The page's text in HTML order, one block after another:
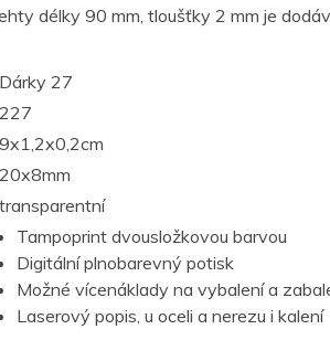
délky 90 mm, tloušťky 2 mm je
Dárky 27
227
9x1,2x0,2cm
20x8mm
transparentní
Tampoprint dvousložkovou barvou
Digitální plnobarevný potisk
Možné vícenáklady na vybalení a
Laserový popis, u oceli a nerezu i kalení